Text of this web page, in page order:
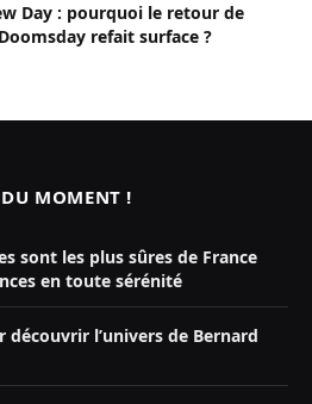
Day : pourquoi le retour de
refait surface ?
DU MOMENT !
sont les plus sûres de France
en toute sérénité
découvrir l’univers de Bernard